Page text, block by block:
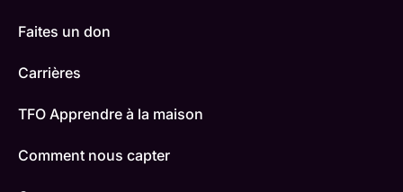
Faites un don
Carrières
TFO Apprendre à la maison
Comment nous capter